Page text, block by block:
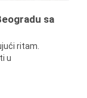
sa
ritam.
u